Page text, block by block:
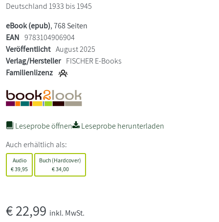
Deutschland 1933 bis 1945
eBook (epub), 768 Seiten
EAN 9783104906904
Veröffentlicht August 2025
Verlag/Hersteller FISCHER E-Books
Familienlizenz
Leseprobe öffnen
Leseprobe herunterladen
Auch erhältlich als:
Audio
€39,95
Buch (Hardcover)
€34,00
€22,99 inkl. MwSt.